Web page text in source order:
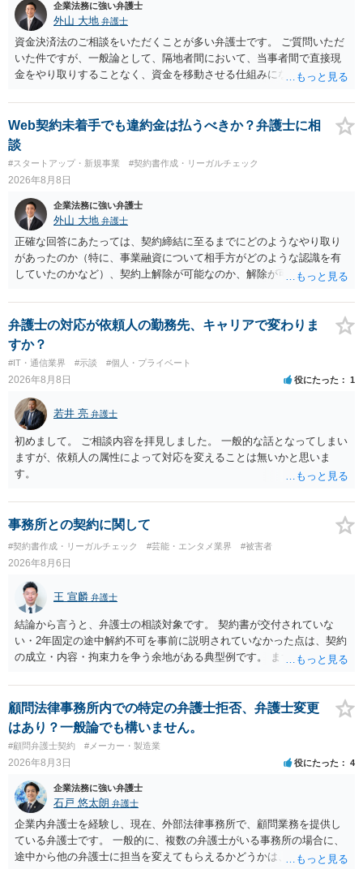
企業法務に強い弁護士
外山 大地 弁護士
資金決済法のご相談をいただくことが多い弁護士です。 ご質問いただ
いた件ですが、一般論として、隔地者間において、当事者間で直接現
金をやり取りすることなく、資金を移動させる仕組みになりますの
も、為替取引に該当し得る場合であっても、いわゆる収納代行とし
て、資金移動業の規制の対象外となる余地があります。 この点につい
ては、単に「利用者から資金を受け取り、寄付団体に送金する」とい
う資金の流れだけで判断することはできず、アプリの仕組みが利用者
と寄付団体をつなぐプラットフォームとしてどのように位置付けられ
るのか、利用者からの支払がどのような性質のものなのか、寄付の意
思決定や寄付のタイミングがどのように設定されているのかなど、具
体的なサービスの座組を踏まえて検討する必要があります。 そのた
め、現在検討されているアプリについて、資金移動業に該当する可能
性があるか、また、該当する場合にどのようなサービス設計にすれば
資金移動業に該当しない形（収納代行など）で運用できるかについて
は、具体的なサービスの仕組みを確認した上で、個別に弁護士へご相
談いただくことをお勧めいたします。
Web契約未着手でも違約金は払うべきか？弁護士に相
談
#スタートアップ・新規事業 #契約書作成・リーガルチェック
2026年8月8日
企業法務に強い弁護士
外山 大地 弁護士
正確な回答にあたっては、契約締結に至るまでにどのようなやり取り
があったのか（特に、事業融資について相手方がどのような認識を有
していたのかなど）、契約上解除が可能なのか、解除が可能であると
的な経緯を踏まえて精査する必要がございます。 そのため、事情をお
伺いした上での検討が必要となりますので、個別に弁護士へのご相談
をご検討いただければと存じます。
弁護士の対応が依頼人の勤務先、キャリアで変わりま
すか？
#IT・通信業界 #示談 #個人・プライベート
2026年8月8日 役にたった 1
若井 亮 弁護士
初めまして。 ご相談内容を拝見しました。 一般的な話となってしまい
ますが、依頼人の属性によって対応を変えることは無いかと思いま
す。
事務所との契約に関して
#契約書作成・リーガルチェック #芸能・エンタメ業界 #被害者
2026年8月6日
王 宣麟 弁護士
結論から言うと、弁護士の相談対象です。 契約書が交付されていな
い・2年固定の途中解約不可を事前に説明されていなかった点は、契約
の成立・内容・拘束力を争う余地がある典型例です。 まずは、運営と
みてはいかがでしょうか。 また同時並行で（もしまだされていないの
であれば）書面で退所意思の明確化はしておくべきだと考えます。
顧問法律事務所内での特定の弁護士拒否、弁護士変更
はあり？一般論でも構いません。
#顧問弁護士契約 #メーカー・製造業
2026年8月3日 役にたった 4
企業法務に強い弁護士
石戸 悠太朗 弁護士
企業内弁護士を経験し、現在、外部法律事務所で、顧問業務を提供し
ている弁護士です。 一般的に、複数の弁護士がいる事務所の場合に、
途中から他の弁護士に担当を変えてもらえるかどうかは、当該事務所